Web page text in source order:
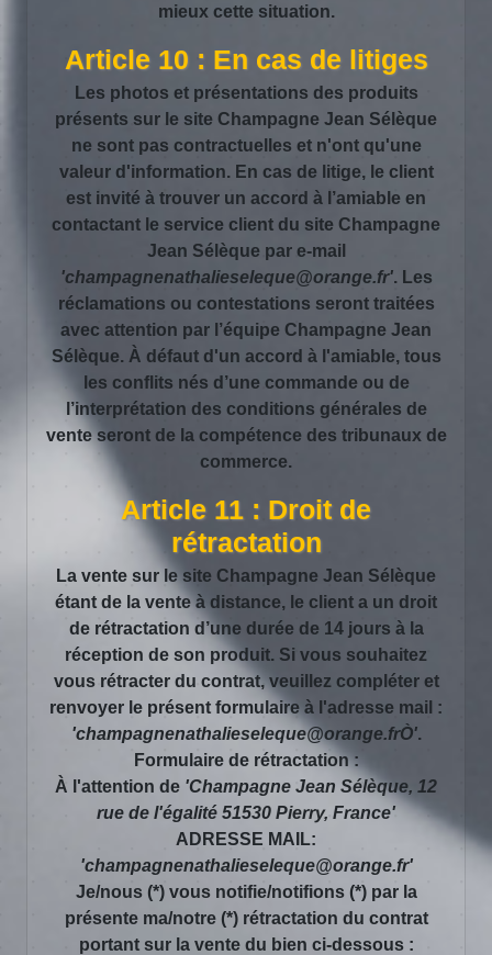
mieux cette situation.
Article 10 : En cas de litiges
Les photos et présentations des produits
présents sur le site Champagne Jean Sélèque
ne sont pas contractuelles et n'ont qu'une
valeur d'information. En cas de litige, le client
est invité à trouver un accord à l’amiable en
contactant le service client du site Champagne
Jean Sélèque par e-mail
'champagnenathalieseleque@orange.fr'. Les
réclamations ou contestations seront traitées
avec attention par l’équipe Champagne Jean
Sélèque. À défaut d'un accord à l'amiable, tous
les conflits nés d’une commande ou de
l’interprétation des conditions générales de
vente seront de la compétence des tribunaux de
commerce.
Article 11 : Droit de
rétractation
La vente sur le site Champagne Jean Sélèque
étant de la vente à distance, le client a un droit
de rétractation d’une durée de 14 jours à la
réception de son produit. Si vous souhaitez
vous rétracter du contrat, veuillez compléter et
renvoyer le présent formulaire à l'adresse mail :
'champagnenathalieseleque@orange.frÒ'.
Formulaire de rétractation :
À l'attention de 'Champagne Jean Sélèque, 12
rue de l'égalité 51530 Pierry, France'
ADRESSE MAIL:
'champagnenathalieseleque@orange.fr'
Je/nous (*) vous notifie/notifions (*) par la
présente ma/notre (*) rétractation du contrat
portant sur la vente du bien ci-dessous :